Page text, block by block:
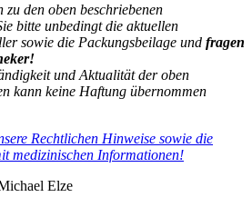
den oben beschriebenen
bitte unbedingt die aktuellen
sowie die Packungsbeilage und fragen
und Aktualität der oben
kann keine Haftung übernommen
Rechtlichen Hinweise sowie die
medizinischen Informationen!
Elze